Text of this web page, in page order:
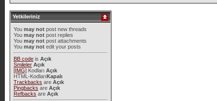
Yetkileriniz
You may notpost new threads
You may notpost replies
You may notpost attachments
You may notedit your posts
BB codeis Açık
Smileler Açık
[IMG]Kodları Açık
HTML-KodlarıKapalı
Trackbacks are Açık
Pingbacks are Açık
Refbacks are Açık